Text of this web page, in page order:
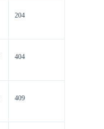
204
404
409